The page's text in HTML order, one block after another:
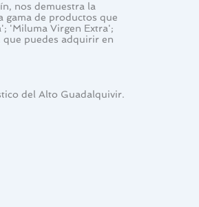
nos demuestra la
gama de productos que
'Miluma Virgen Extra';
que puedes adquirir en
del Alto Guadalquivir.